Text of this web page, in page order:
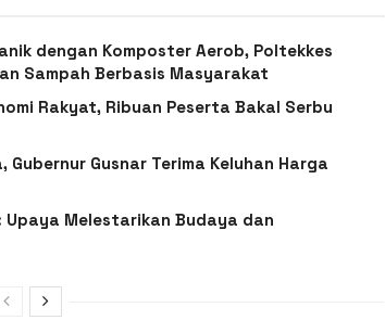
dengan Komposter Aerob, Poltekkes
Sampah Berbasis Masyarakat
Rakyat, Ribuan Peserta Bakal Serbu
Gusnar Terima Keluhan Harga
Upaya Melestarikan Budaya dan